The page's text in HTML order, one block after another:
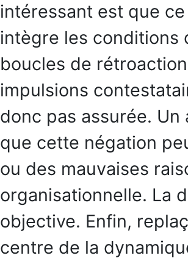
intéressant est que
intègre les conditions
boucles de
impulsions
donc pas assurée.
que cette négation
ou des mauvaises
organisationnelle. La
objective. Enfin,
centre de la